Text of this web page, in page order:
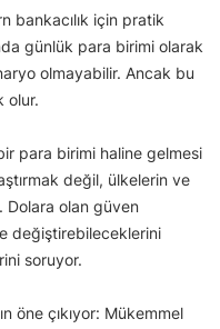
bankacılık için pratik
günlük para birimi olarak
olmayabilir. Ancak bu
olur.
para birimi haline gelmesi
değil, ülkelerin ve
Dolara olan güven
değiştirebileceklerini
soruyor.
öne çıkıyor: Mükemmel